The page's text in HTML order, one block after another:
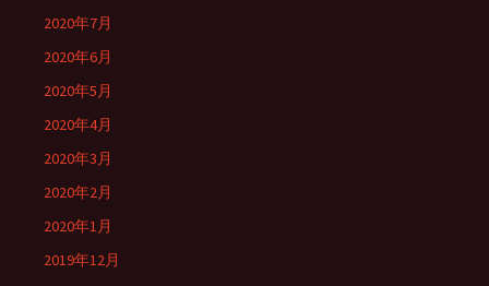
2020年7月
2020年6月
2020年5月
2020年4月
2020年3月
2020年2月
2020年1月
2019年12月